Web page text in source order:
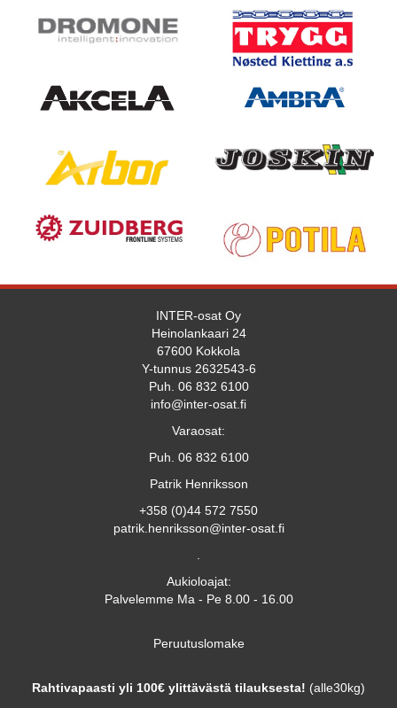
INTER-osat Oy
Heinolankaari 24
67600 Kokkola
Y-tunnus 2632543-6
Puh. 06 832 6100
info@inter-osat.fi
Varaosat:
Puh. 06 832 6100
Patrik Henriksson
+358 (0)44 572 7550
patrik.henriksson@inter-osat.fi
Aukioloajat:
Palvelemme Ma - Pe 8.00 - 16.00
Peruutuslomake
Rahtivapaasti yli 100€ ylittävästä tilauksesta! (alle30kg)